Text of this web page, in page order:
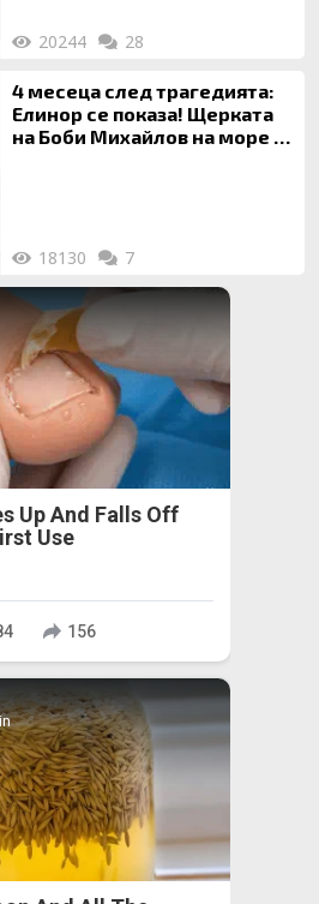
20244 28
4 месеца след трагедията:
Елинор се показа! Щерката
на Боби Михайлов на море с
18130 7
Up And Falls Off
Use
156